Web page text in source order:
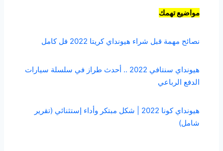
مواضيع تهمك
نصائح مهمة قبل شراء هيونداي كريتا 2022 فل كامل
هيونداي سنتافي 2022 .. أحدث طراز في سلسلة سيارات
الدفع الرباعي
هيونداي كونا 2022 | شكل مبتكر وأداء إستثنائي (تقرير
شامل)